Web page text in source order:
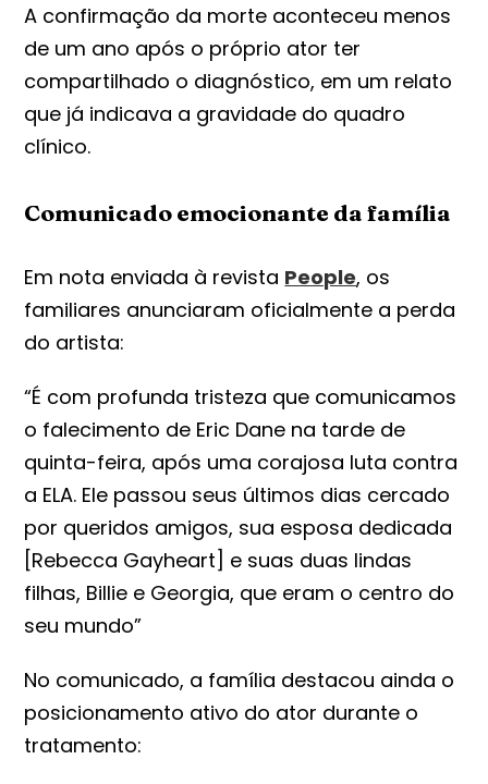
A confirmação da morte aconteceu menos
de um ano após o próprio ator ter
compartilhado o diagnóstico, em um relato
que já indicava a gravidade do quadro
clínico.
Comunicado emocionante da família
Em nota enviada à revista People, os
familiares anunciaram oficialmente a perda
do artista:
“É com profunda tristeza que comunicamos
o falecimento de Eric Dane na tarde de
quinta-feira, após uma corajosa luta contra
a ELA. Ele passou seus últimos dias cercado
por queridos amigos, sua esposa dedicada
[Rebecca Gayheart] e suas duas lindas
filhas, Billie e Georgia, que eram o centro do
seu mundo”
No comunicado, a família destacou ainda o
posicionamento ativo do ator durante o
tratamento: